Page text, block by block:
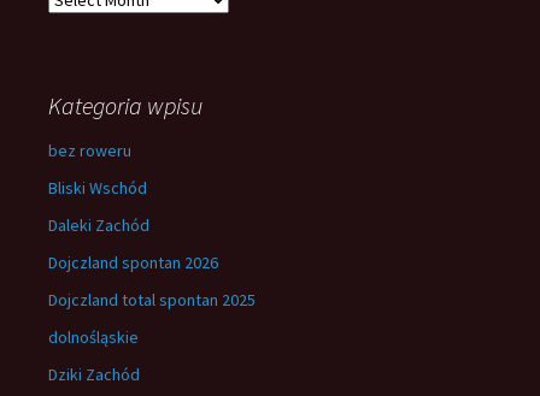
Kategoria wpisu
bez roweru
Bliski Wschód
Daleki Zachód
Dojczland spontan 2026
Dojczland total spontan 2025
dolnośląskie
Dziki Zachód